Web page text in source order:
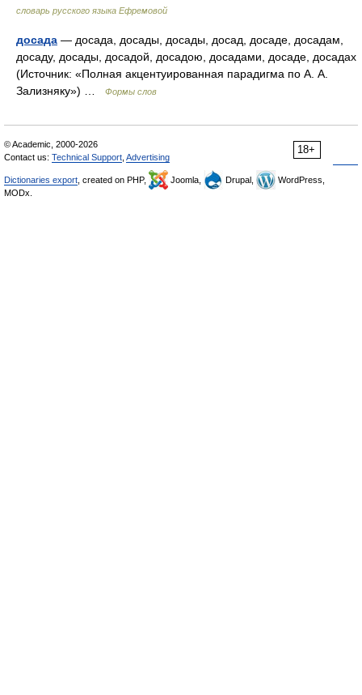
словарь русского языка Ефремовой
досада — досада, досады, досады, досад, досаде, досадам,
досаду, досады, досадой, досадою, досадами, досаде, досадах
(Источник: «Полная акцентуированная парадигма по А. А.
Зализняку») …
Формы слов
18+
© Academic, 2000-2026
Contact us: Technical Support Advertising
Dictionaries export , created on PHP, Joomla, Drupal,
WordPress,
MODx.